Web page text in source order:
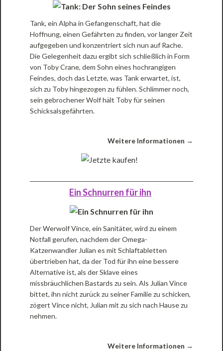
Tank, ein Alpha in Gefangenschaft, hat die
Hoffnung, einen Gefährten zu finden, vor langer Zeit
aufgegeben und konzentriert sich nun auf Rache.
Die Gelegenheit dazu ergibt sich schließlich in Form
von Toby Crane, dem Sohn eines hochrangigen
Feindes, doch das Letzte, was Tank erwartet, ist,
sich zu Toby hingezogen zu fühlen. Schlimmer noch,
sein gebrochener Wolf hält Toby für seinen
Schicksalsgefährten.
Weitere Informationen →
Ein Schnurren für ihn
Der Werwolf Vince, ein Sanitäter, wird zu einem
Notfall gerufen, nachdem der Omega-
Katzenwandler Julian es mit Schlaftabletten
übertrieben hat, da der Tod für ihn eine bessere
Alternative ist, als der Sklave eines
missbräuchlichen Bastards zu sein. Als Julian Vince
bittet, ihn nicht zurück zu seiner Familie zu schicken,
zögert Vince nicht, Julian mit zu sich nach Hause zu
nehmen.
Weitere Informationen →